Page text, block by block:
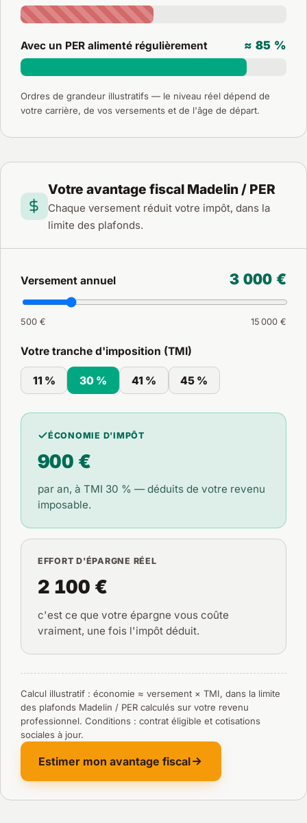
Avec un PER alimenté régulièrement ≈ 85 %
Ordres de grandeur illustratifs — le niveau réel dépend de
votre carrière, de vos versements et de l'âge de départ.
Votre avantage fiscal Madelin / PER
Chaque versement réduit votre impôt, dans la
limite des plafonds.
Versement annuel 3 000 €
500 € 15 000 €
Votre tranche d'imposition (TMI)
11 % 30 % 41 % 45 %
ÉCONOMIE D'IMPÔT
900 €
par an, à TMI 30 % — déduits de votre revenu
imposable.
EFFORT D'ÉPARGNE RÉEL
2 100 €
c'est ce que votre épargne vous coûte
vraiment, une fois l'impôt déduit.
Calcul illustratif : économie ≈ versement × TMI, dans la limite
des plafonds Madelin / PER calculés sur votre revenu
professionnel. Conditions : contrat éligible et cotisations
sociales à jour.
Estimer mon avantage fiscal